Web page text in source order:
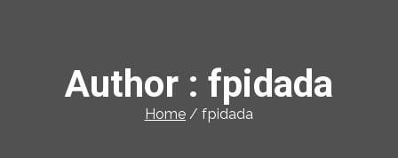
Author :fpidada
Home fpidada